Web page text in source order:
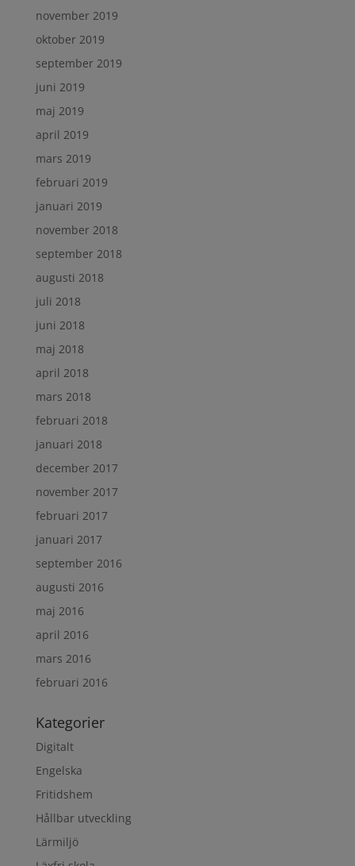
november 2019
oktober 2019
september 2019
juni 2019
maj 2019
april 2019
mars 2019
februari 2019
januari 2019
november 2018
september 2018
augusti 2018
juli 2018
juni 2018
maj 2018
april 2018
mars 2018
februari 2018
januari 2018
december 2017
november 2017
februari 2017
januari 2017
september 2016
augusti 2016
maj 2016
april 2016
mars 2016
februari 2016
Kategorier
Digitalt
Engelska
Fritidshem
Hållbar utveckling
Lärmiljö